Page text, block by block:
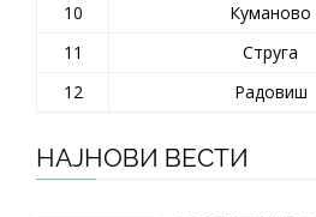
10
Куманово
11
Струга
12
Радовиш
НАЈНОВИ ВЕСТИ